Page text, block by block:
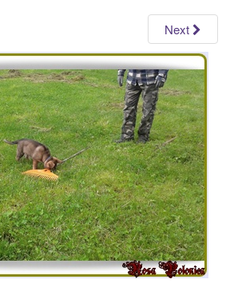
a
t
i
o
n
Next